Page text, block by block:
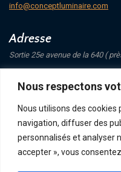
Nous respectons
Nous utilisons des
navigation, diffuser des
personnalisés et analyser
accepter », vous
info@conceptluminaire.com
Adresse
Sortie 25e avenue de la 640 (
Saint-Eustache
Suivez-nous